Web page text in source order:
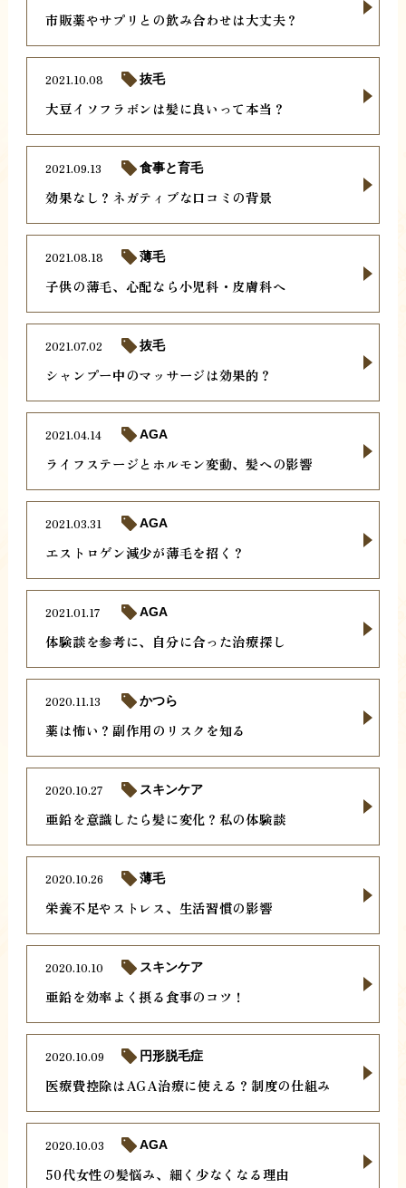
市販薬やサプリとの飲み合わせは大丈夫？
大豆イソフラボンは髪に良いって本当？
2021.10.08 抜毛
効果なし？ネガティブな口コミの背景
2021.09.13 食事と育毛
子供の薄毛、心配なら小児科・皮膚科へ
2021.08.18 薄毛
シャンプー中のマッサージは効果的？
2021.07.02 抜毛
ライフステージとホルモン変動、髪への影響
2021.04.14 AGA
エストロゲン減少が薄毛を招く？
2021.03.31 AGA
体験談を参考に、自分に合った治療探し
2021.01.17 AGA
薬は怖い？副作用のリスクを知る
2020.11.13 かつら
亜鉛を意識したら髪に変化？私の体験談
2020.10.27 スキンケア
栄養不足やストレス、生活習慣の影響
2020.10.26 薄毛
亜鉛を効率よく摂る食事のコツ！
2020.10.10 スキンケア
医療費控除はAGA治療に使える？制度の仕組み
2020.10.09 円形脱毛症
50代女性の髪悩み、細く少なくなる理由
2020.10.03 AGA